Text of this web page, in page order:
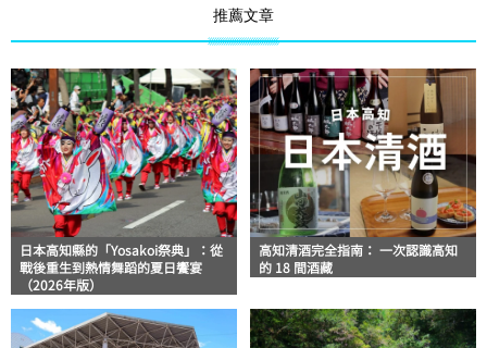
推薦文章
日本高知縣的「Yosakoi祭典」：從
戰後重生到熱情舞蹈的夏日饗宴
（2026年版）
高知清酒完全指南： 一次認識高知
的 18 間酒藏